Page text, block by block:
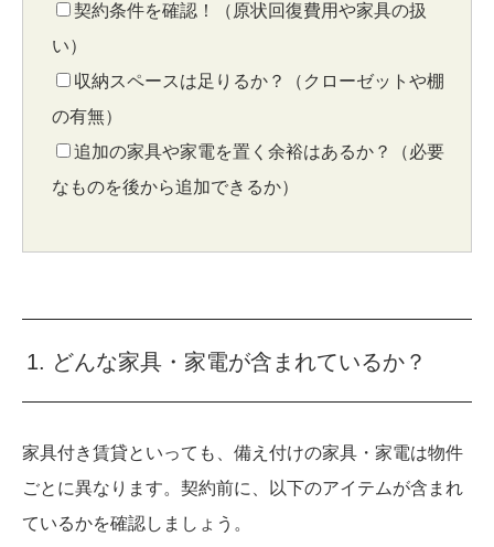
契約条件を確認！（原状回復費用や家具の扱
い）
収納スペースは足りるか？（クローゼットや棚
の有無）
追加の家具や家電を置く余裕はあるか？（必要
なものを後から追加できるか）
1. どんな家具・家電が含まれているか？
家具付き賃貸といっても、備え付けの家具・家電は物件
ごとに異なります。契約前に、以下のアイテムが含まれ
ているかを確認しましょう。